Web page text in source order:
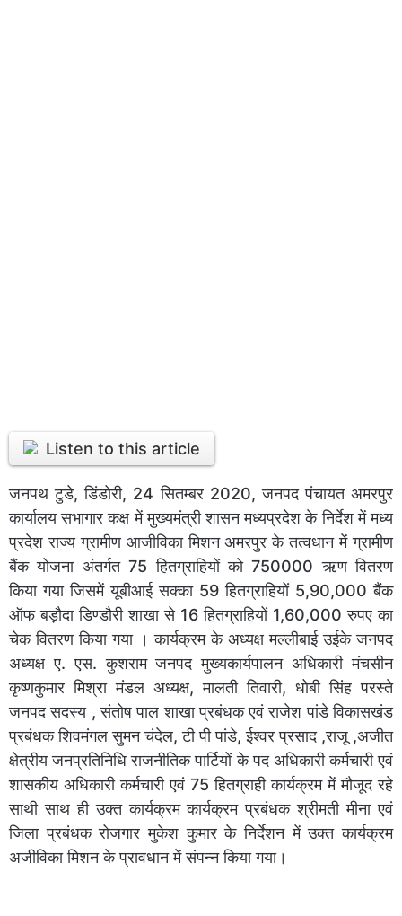
Listen to this article
जनपथ टुडे, डिंडोरी, 24 सितम्बर 2020, जनपद पंचायत अमरपुर
कार्यालय सभागार कक्ष में मुख्यमंत्री शासन मध्यप्रदेश के निर्देश में मध्य
प्रदेश राज्य ग्रामीण आजीविका मिशन अमरपुर के तत्वधान में ग्रामीण
बैंक योजना अंतर्गत 75 हितग्राहियों को 750000 ऋण वितरण
किया गया जिसमें यूबीआई सक्का 59 हितग्राहियों 5,90,000 बैंक
ऑफ बड़ौदा डिण्डौरी शाखा से 16 हितग्राहियों 1,60,000 रुपए का
चेक वितरण किया गया । कार्यक्रम के अध्यक्ष मल्लीबाई उईके जनपद
अध्यक्ष ए. एस. कुशराम जनपद मुख्यकार्यपालन अधिकारी मंचसीन
कृष्णकुमार मिश्रा मंडल अध्यक्ष, मालती तिवारी, धोबी सिंह परस्ते
जनपद सदस्य , संतोष पाल शाखा प्रबंधक एवं राजेश पांडे विकासखंड
प्रबंधक शिवमंगल सुमन चंदेल, टी पी पांडे, ईश्वर प्रसाद ,राजू ,अजीत
क्षेत्रीय जनप्रतिनिधि राजनीतिक पार्टियों के पद अधिकारी कर्मचारी एवं
शासकीय अधिकारी कर्मचारी एवं 75 हितग्राही कार्यक्रम में मौजूद रहे
साथी साथ ही उक्त कार्यक्रम कार्यक्रम प्रबंधक श्रीमती मीना एवं
जिला प्रबंधक रोजगार मुकेश कुमार के निर्देशन में उक्त कार्यक्रम
अजीविका मिशन के प्रावधान में संपन्न किया गया।